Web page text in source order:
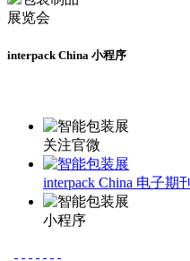
interpack China 小程序
关注官微
interpack China 电子期刊
小程序